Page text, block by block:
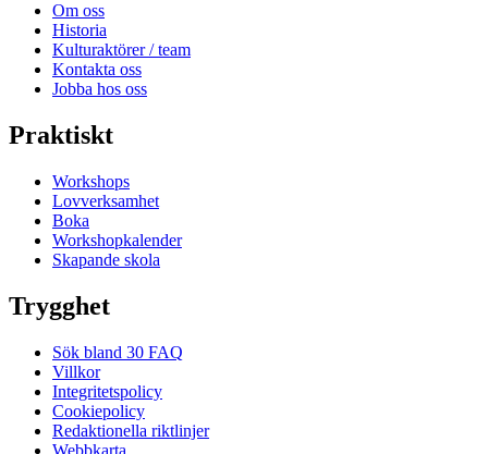
Om oss
Historia
Kulturaktörer / team
Kontakta oss
Jobba hos oss
Praktiskt
Workshops
Lovverksamhet
Boka
Workshopkalender
Skapande skola
Trygghet
Sök bland 30 FAQ
Villkor
Integritetspolicy
Cookiepolicy
Redaktionella riktlinjer
Webbkarta